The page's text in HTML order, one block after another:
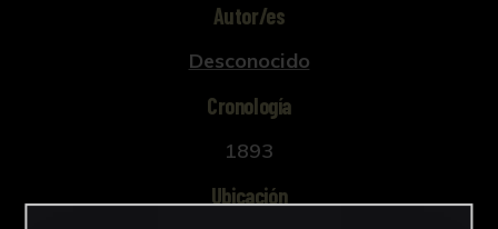
Autor/es
Desconocido
Cronología
1893
Ubicación